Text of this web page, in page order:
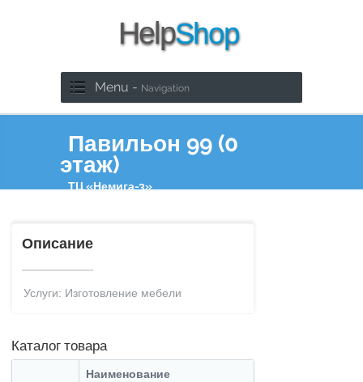
Menu - Navigation
Павильон 99 (0
этаж)
ТЦ «Немига-3»
Описание
Услуги: Изготовление мебели
Каталог товара
Наименование